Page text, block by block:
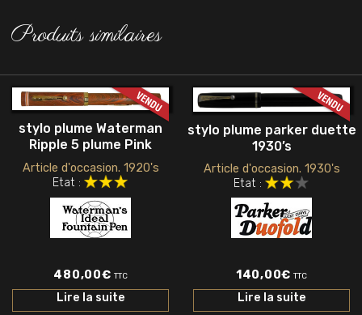
Produits similaires
stylo plume Waterman
Ripple 5 plume Pink
Article d'occasion. 1920's
Etat :
480,00€ TTC
Lire la suite
stylo plume parker duette
1930’s
Article d'occasion. 1930's
Etat :
140,00€ TTC
Lire la suite